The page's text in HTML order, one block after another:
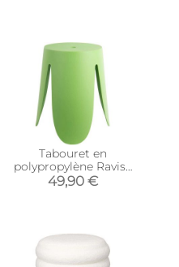
Tabouret en
polypropylène Ravish
(Vert)
49,90 €